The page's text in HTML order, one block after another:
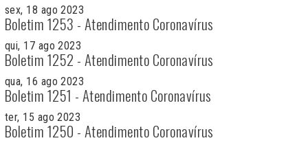
sex, 18 ago 2023
Boletim 1253 - Atendimento Coronavírus
qui, 17 ago 2023
Boletim 1252 - Atendimento Coronavírus
qua, 16 ago 2023
Boletim 1251 - Atendimento Coronavírus
ter, 15 ago 2023
Boletim 1250 - Atendimento Coronavírus